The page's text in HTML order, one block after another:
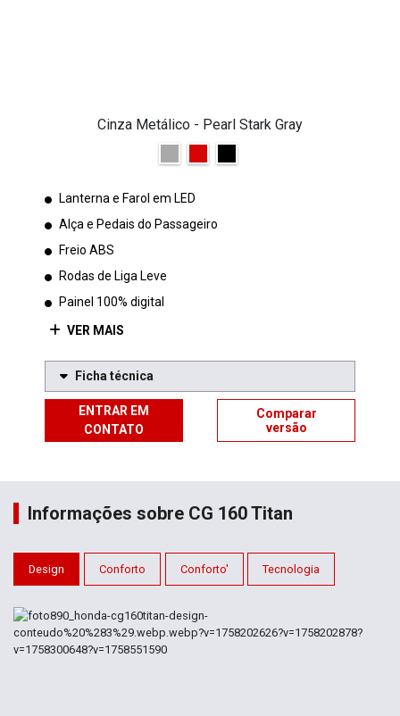
Cinza Metálico - Pearl Stark Gray
Lanterna e Farol em LED
Alça e Pedais do Passageiro
Freio ABS
Rodas de Liga Leve
Painel 100% digital
VER MAIS
Ficha técnica
ENTRAR EM
CONTATO
Comparar
versão
Informações sobre CG 160 Titan
Design Conforto Conforto' Tecnologia